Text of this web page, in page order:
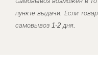
пункте выдачи. Если
самовывоз 1-2 дня.